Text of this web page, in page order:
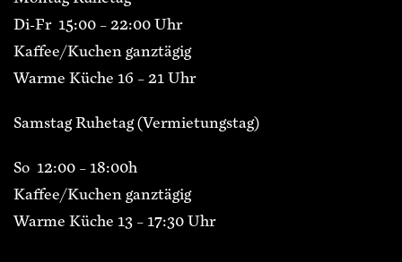
Di-Fr 15:00 – 22:00 Uhr
Kaffee/Kuchen ganztägig
Warme Küche 16 – 21 Uhr
Samstag Ruhetag (Vermietungstag)
So 12:00 – 18:00h
Kaffee/Kuchen ganztägig
Warme Küche 13 – 17:30 Uhr